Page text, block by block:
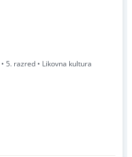
5. razred • Likovna kultura